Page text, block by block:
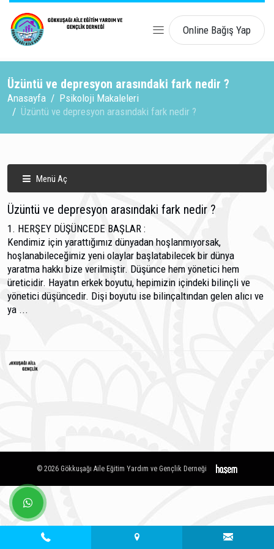
Online Bağış Yap
Üzüntü ve depresyon arasındaki fark nedir ?
Anasayfa
Psikoloji Makaleleri
Üzüntü ve depresyon arasındaki fark nedir ?
Menü Aç
Üzüntü ve depresyon arasındaki fark nedir ?
1. HERŞEY DÜŞÜNCEDE BAŞLAR :
Kendimiz için yarattığımız dünyadan hoşlanmıyorsak,
hoşlanabileceğimiz yeni olaylar başlatabilecek bir dünya
yaratma hakkı bize verilmiştir. Düşünce hem yönetici hem
üreticidir. Hayatın erkek boyutu, hepimizin içindeki bilinçli ve
yönetici düşüncedir. Dişi boyutu ise bilinçaltından gelen alıcı ve
ya ...
© 2026 Gökkuşağı Aile Eğitim Yardım ve Gençlik Derneği